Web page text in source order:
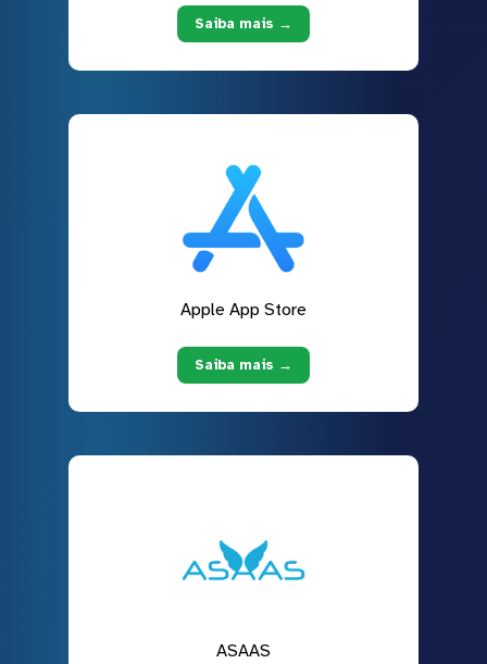
Saiba mais →
Apple App Store
Saiba mais →
ASAAS